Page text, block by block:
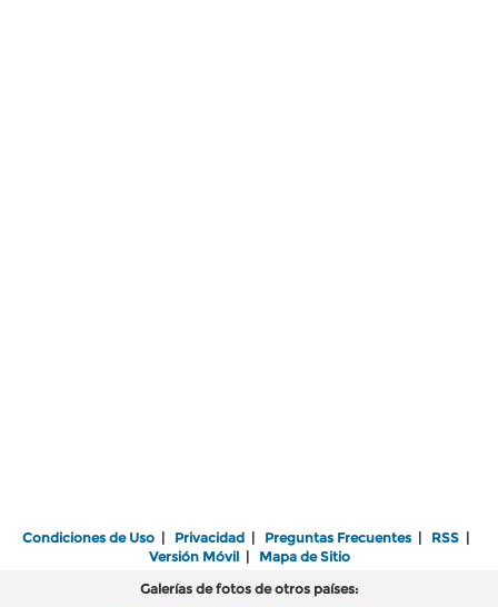
Condiciones de Uso | Privacidad | Preguntas Frecuentes | RSS |
Versión Móvil| Mapa de Sitio
Galerías de fotos de otros países: